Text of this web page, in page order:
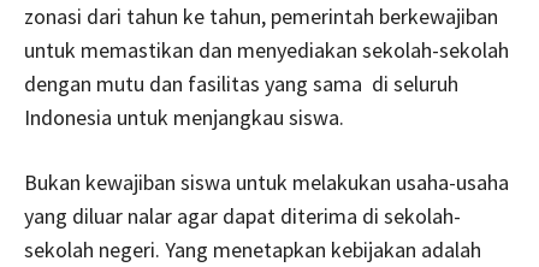
zonasi dari tahun ke tahun, pemerintah berkewajiban
untuk memastikan dan menyediakan sekolah-sekolah
dengan mutu dan fasilitas yang sama di seluruh
Indonesia untuk menjangkau siswa.
Bukan kewajiban siswa untuk melakukan usaha-usaha
yang diluar nalar agar dapat diterima di sekolah-
sekolah negeri. Yang menetapkan kebijakan adalah